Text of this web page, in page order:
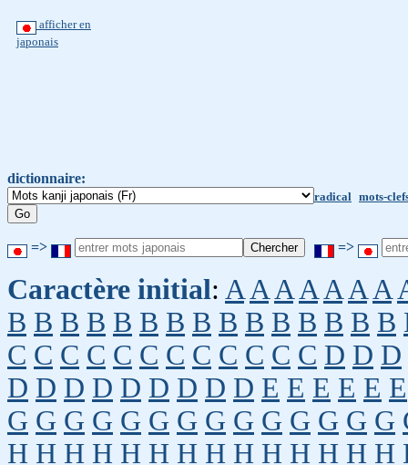
afficher en
japonais
dictionnaire:
radical mots-
=> =>
Caractère initial: A A A A A A A
B B B B B B B B B B B B B B B
C C C C C C C C C C C C D D D
D D D D D D D D D E E E E E E
G G G G G G G G G G G G G G
H H H H H H H H H H H H H H